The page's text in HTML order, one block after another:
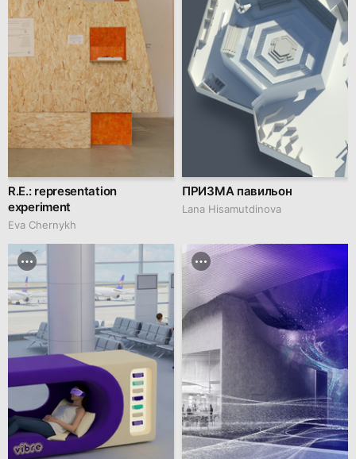
R.E.: representation
experiment
Eva Chernykh
ПРИЗМА павильон
Lana Hisamutdinova